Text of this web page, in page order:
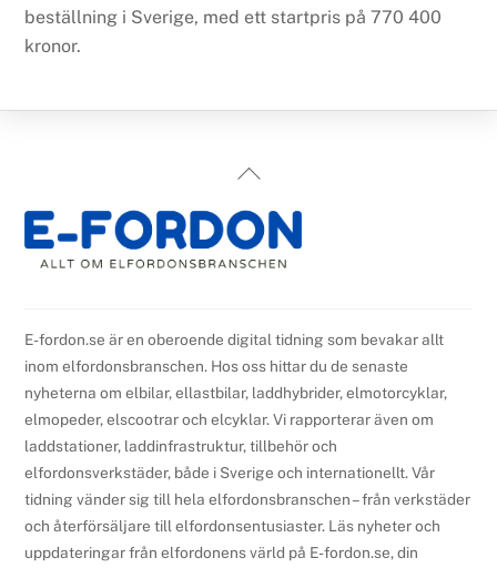
beställning i Sverige, med ett startpris på 770 400
kronor.
Back
Top
E-fordon.se är en oberoende digital tidning som bevakar allt
inom elfordonsbranschen. Hos oss hittar du de senaste
nyheterna om elbilar, ellastbilar, laddhybrider, elmotorcyklar,
elmopeder, elscootrar och elcyklar. Vi rapporterar även om
laddstationer, laddinfrastruktur, tillbehör och
elfordonsverkstäder, både i Sverige och internationellt. Vår
tidning vänder sig till hela elfordonsbranschen – från verkstäder
och återförsäljare till elfordonsentusiaster. Läs nyheter och
uppdateringar från elfordonens värld på E-fordon.se, din